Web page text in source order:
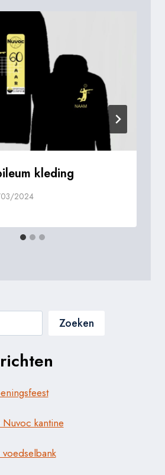
kleding
2024
Zoeken
kantine